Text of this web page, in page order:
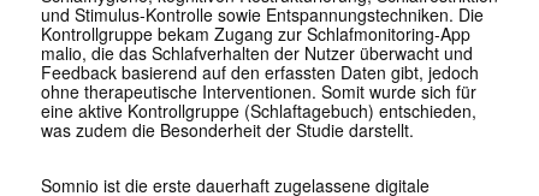
und Stimulus-Kontrolle sowie Entspannungstechniken. Die
Kontrollgruppe bekam Zugang zur Schlafmonitoring-App
malio, die das Schlafverhalten der Nutzer überwacht und
Feedback basierend auf den erfassten Daten gibt, jedoch
ohne therapeutische Interventionen. Somit wurde sich für
eine aktive Kontrollgruppe (Schlaftagebuch) entschieden,
was zudem die Besonderheit der Studie darstellt.
Somnio ist die erste dauerhaft zugelassene digitale